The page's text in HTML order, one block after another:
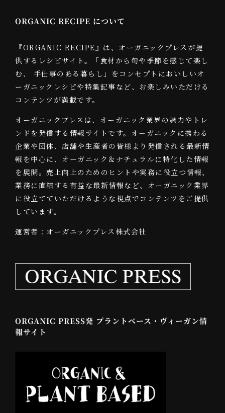
ORGANIC RECIPE について
『ORGANIC RECIPE』は、オーガニックプレスが提
供するレシピサイト。「食材から旬や季節を感じて楽し
む、 手仕事のある暮らし」をコンセプトにおいしいオ
ーガニックレシピや特集記事など、お楽しみいただける
コンテンツが満載です。
オーガニックプレスは、オーガニック業界の魅力やトレ
ンドを発信する情報サイトです。オーガニックに携わる
企業や団体、店舗や生産者の皆様より発信される最新情
報を中心に、オーガニック＆ナチュラルに特化した情報
を展開。売上向上のためのヒントや実務に役立つ情報、
業務に直結する有益な最新情報など、オーガニック業界
に役立てていただけるような視点でコンテンツをご提供
しています。
運営者：オーガニックプレス株式会社
ORGANIC PRESS発 プラントベース・ヴィーガン情
報サイト